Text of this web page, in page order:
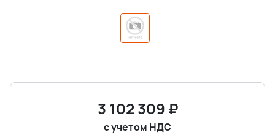
3 102 309 ₽
с учетом НДС